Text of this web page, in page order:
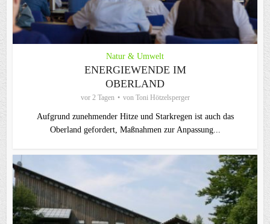
Natur & Umwelt
ENERGIEWENDE IM
OBERLAND
vor 2 Tagen von Toni Hötzelsperger
Aufgrund zunehmender Hitze und Starkregen ist auch das
Oberland gefordert, Maßnahmen zur Anpassung...